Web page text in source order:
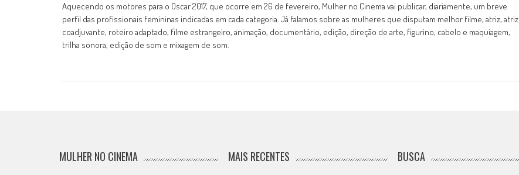
Aquecendo os motores para o Oscar 2017, que ocorre em 26 de fevereiro, Mulher no Cinema vai publicar, diariamente, um breve
perfil das profissionais femininas indicadas em cada categoria. Já falamos sobre as mulheres que disputam melhor filme, atriz, atriz
coadjuvante, roteiro adaptado, filme estrangeiro, animação, documentário, edição, direção de arte, figurino, cabelo e maquiagem,
trilha sonora, edição de som e mixagem de som.
MULHER NO CINEMA MAIS RECENTES BUSCA